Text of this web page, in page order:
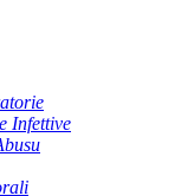
Infettive